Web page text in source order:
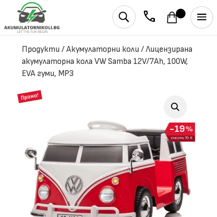
phone
U
Продукти/ Акумулаторни коли/ Лицензирана
акумулаторна кола VW Samba 12V/7Ah, 100W,
EVA гуми, MP3
Промо!
%
19
спести 70 €